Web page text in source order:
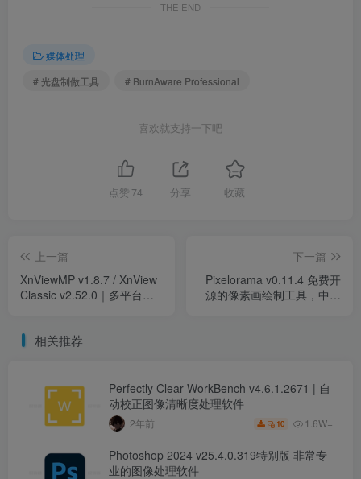
THE END
媒体处理
# 光盘制做工具
# BurnAware Professional
喜欢就支持一下吧
点赞 74 分享 收藏
上一篇
XnViewMP v1.8.7 / XnView
Classic v2.52.0｜多平台图
下一篇
Pixelorama v0.11.4 免费开
源的像素画绘制工具，中文
相关推荐
Perfectly Clear WorkBench v4.6.1.2671 | 自
动校正图像清晰度处理软件
2年前 10 1.6W+
Photoshop 2024 v25.4.0.319特别版 非常专
业的图像处理软件